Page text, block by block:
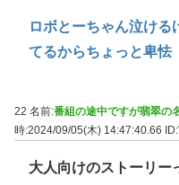
ロボとーちゃん泣ける
てるからちょっと卑怯
22 名前:番組の途中ですが翡翠の
時:2024/09/05(木) 14:47:40.66
大人向けのストーリー